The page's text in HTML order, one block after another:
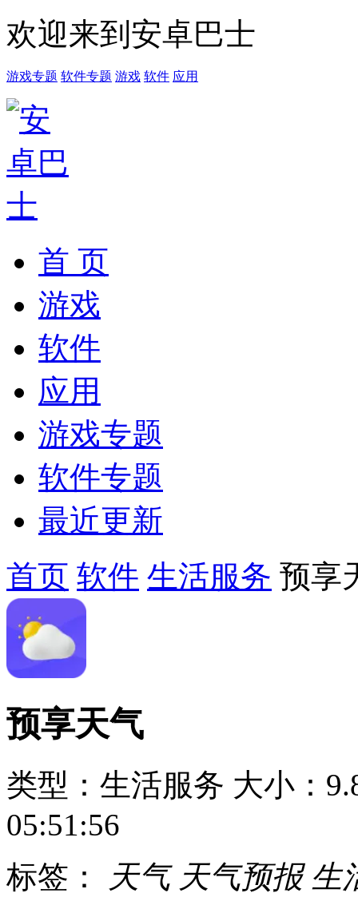
欢迎来到安卓巴士
游戏专题 软件专题 游戏 软件 应用
首 页
游戏
软件
应用
游戏专题
软件专题
最近更新
首页 软件 生活服务 预享
预享天气
类型：生活服务 大小：
05:51:56
标签：
天气 天气预报 生